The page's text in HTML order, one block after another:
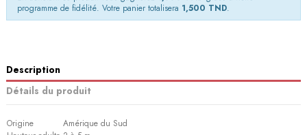
programme de fidélité. Votre panier totalisera 1,500 TND.
Description
Détails du produit
Origine
Amérique du Sud